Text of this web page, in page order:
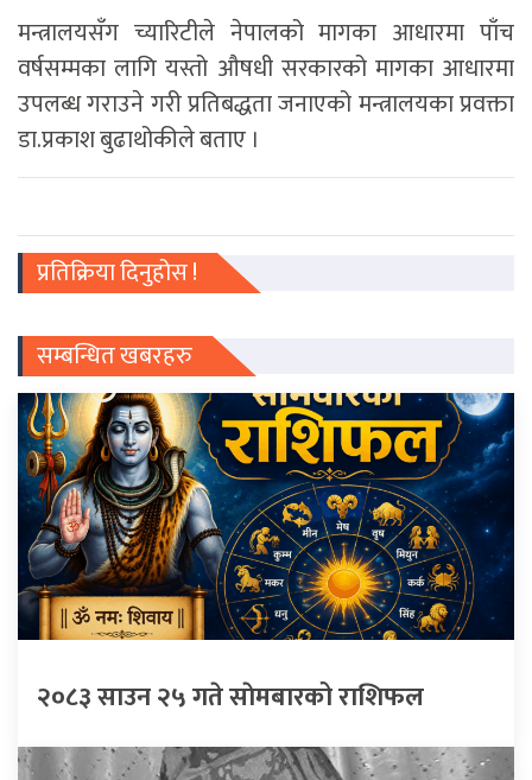
मन्त्रालयसँग च्यारिटीले नेपालको मागका आधारमा पाँच
वर्षसम्मका लागि यस्तो औषधी सरकारको मागका आधारमा
उपलब्ध गराउने गरी प्रतिबद्धता जनाएको मन्त्रालयका प्रवक्ता
डा.प्रकाश बुढाथोकीले बताए ।
प्रतिक्रिया दिनुहोस !
सम्बन्धित खबरहरु
२०८३ साउन २५ गते साेमबारको राशिफल